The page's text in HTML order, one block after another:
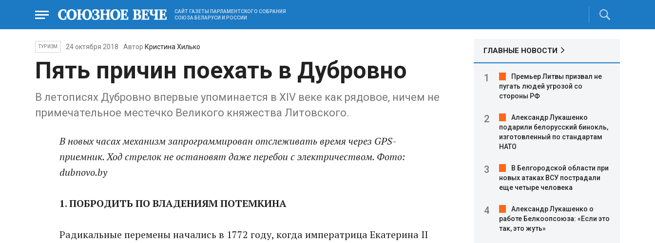
САЙТ ГАЗЕТЫ ПАРЛАМЕНТСКОГО СОБРАНИЯ
СОЮЗА БЕЛАРУСИ И РОССИИ
ТУРИЗМ 24 октября 2018 Автор Кристина Хилько
Пять причин поехать в Дубровно
В летописях Дубровно впервые упоминается в XIV веке как рядовое, ничем не
примечательное местечко Великого княжества Литовского.
В новых часах механизм запрограммирован отслеживать время через GPS-
приемник. Ход стрелок не остановят даже перебои с электричеством. Фото:
dubnovo.by
1. ПОБРОДИТЬ ПО ВЛАДЕНИЯМ ПОТЕМКИНА
Радикальные перемены начались в 1772 году, когда императрица Екатерина II
ГЛАВНЫЕ НОВОСТИ
Премьер Литвы призвал не
пугать людей угрозой со
стороны РФ
Александр Лукашенко
подарили белорусский бинокль,
изготовленный по стандартам
НАТО
В Белгородской области при
новых атаках ВСУ пострадали
еще четыре человека
Александр Лукашенко о
работе Белкоопсоюза: «Если это
так, это жуть»